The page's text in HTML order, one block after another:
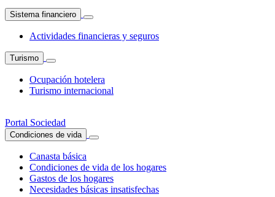
Sistema financiero
Actividades financieras y seguros
Turismo
Ocupación hotelera
Turismo internacional
Portal Sociedad
Condiciones de vida
Canasta básica
Condiciones de vida de los hogares
Gastos de los hogares
Necesidades básicas insatisfechas